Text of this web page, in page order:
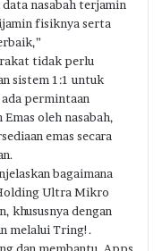
nasabah terjamin
fisiknya serta
tidak perlu
sistem 1:1 untuk
permintaan
oleh nasabah,
emas secara
bagaimana
Ultra Mikro
khususnya dengan
melalui Tring!.